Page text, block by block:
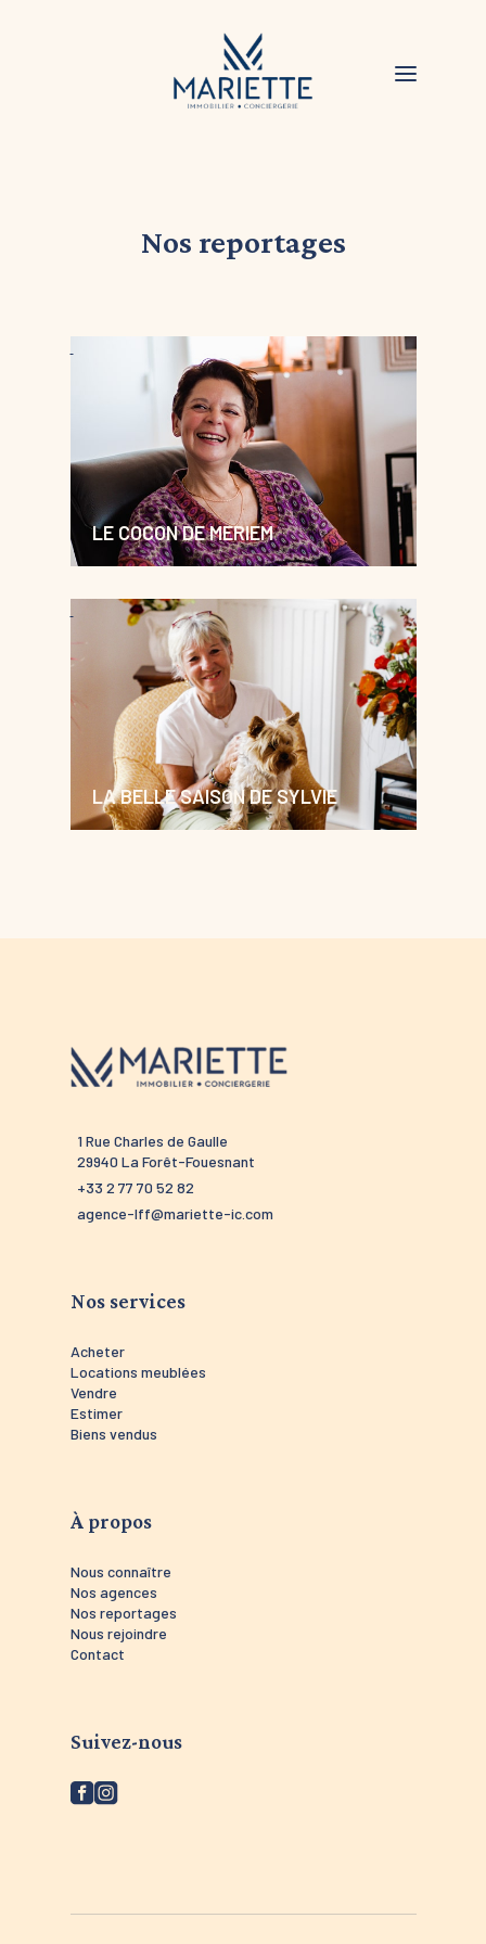
Nos reportages
LE COCON DE MERIEM
LA BELLE SAISON DE SYLVIE
1 Rue Charles de Gaulle
29940 La Forêt-Fouesnant
+33 2 77 70 52 82
agence-lff@mariette-ic.com
Nos services
Acheter
Locations meublées
Vendre
Estimer
Biens vendus
À propos
Nous connaître
Nos agences
Nos reportages
Nous rejoindre
Contact
Suivez-nous